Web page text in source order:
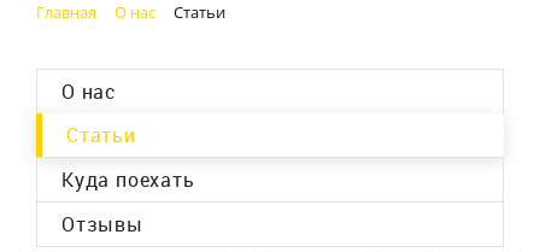
Главная О нас Статьи
О нас
Статьи
Куда поехать
Отзывы